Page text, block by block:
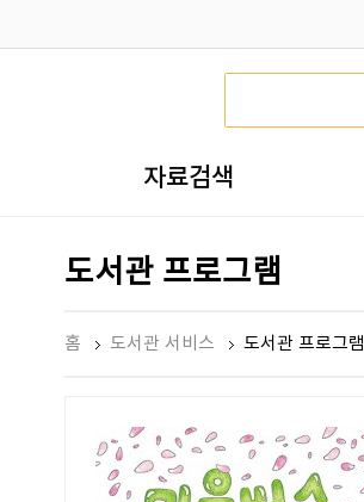
자료검색
도서관 프로그램
홈 도서관 서비스 도서관 프로그램